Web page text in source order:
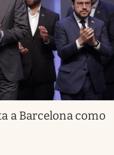
a Barcelona como